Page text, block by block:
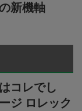
新機軸
コレでし
ジ ロレック